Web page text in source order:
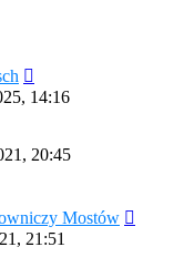
14:16
20:45
Mostów
21:51